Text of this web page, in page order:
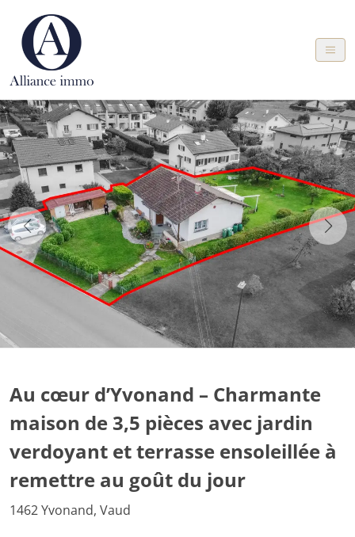
Au cœur d’Yvonand – Charmante
maison de 3,5 pièces avec jardin
verdoyant et terrasse ensoleillée à
remettre au goût du jour
1462 Yvonand, Vaud